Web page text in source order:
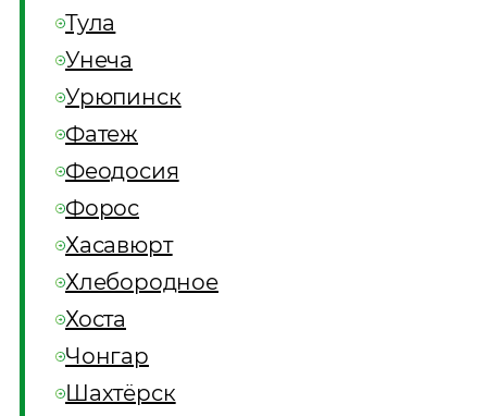
Тула
Унеча
Урюпинск
Фатеж
Феодосия
Форос
Хасавюрт
Хлебородное
Хоста
Чонгар
Шахтёрск